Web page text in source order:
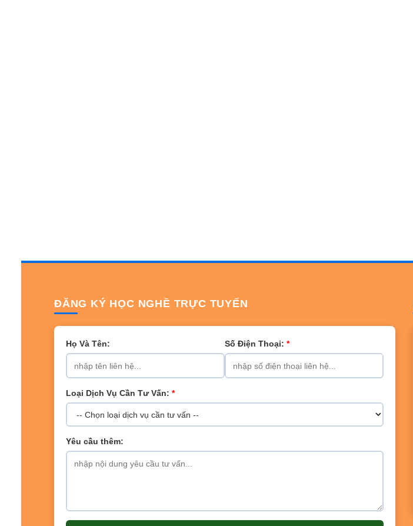
ĐĂNG KÝ HỌC NGHỀ TRỰC TUYẾN
Họ Và Tên: Số Điện Thoại: *
Loại Dịch Vụ Cần Tư Vấn: *
Yêu cầu thêm: